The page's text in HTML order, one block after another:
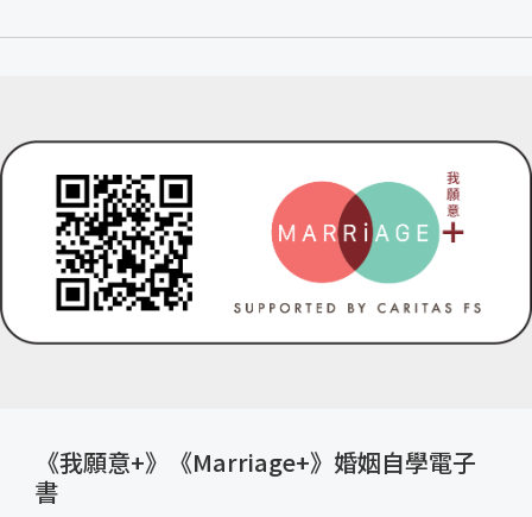
《我願意+》《Marriage+》婚姻自學電子
書